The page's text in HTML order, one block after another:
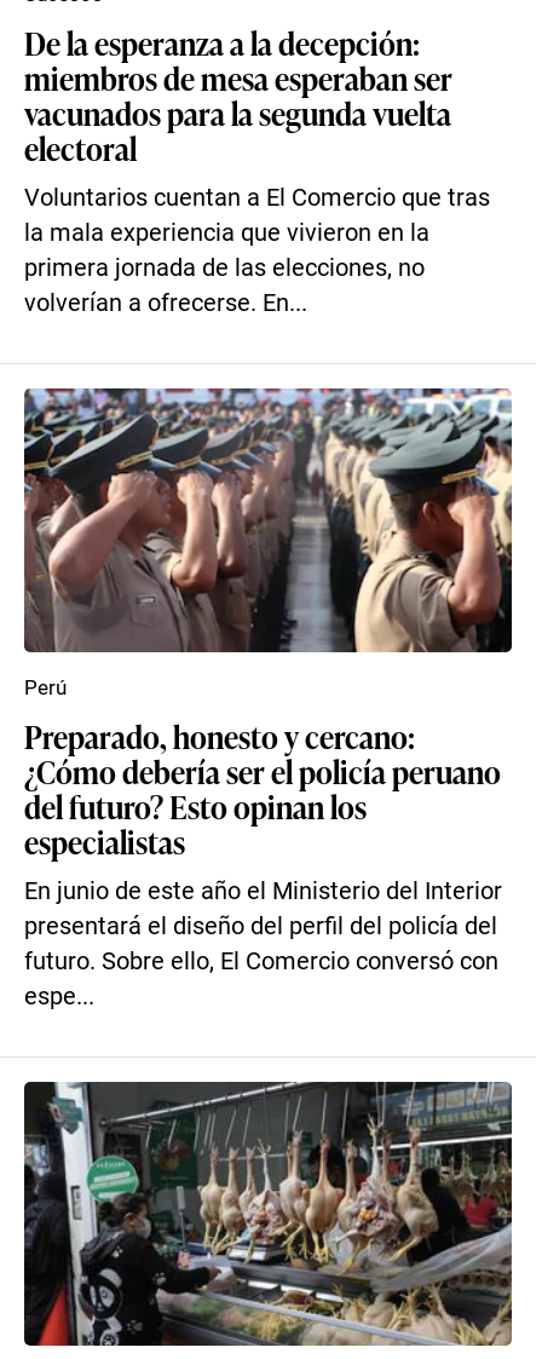
De la esperanza a la decepción:
miembros de mesa esperaban ser
vacunados para la segunda vuelta
electoral
Voluntarios cuentan a El Comercio que tras
la mala experiencia que vivieron en la
primera jornada de las elecciones, no
volverían a ofrecerse. En...
Preparado, honesto y cercano:
¿Cómo debería ser el policía peruano
del futuro? Esto opinan los
especialistas
En junio de este año el Ministerio del Interior
presentará el diseño del perfil del policía del
futuro. Sobre ello, El Comercio conversó con
espe...
Perú